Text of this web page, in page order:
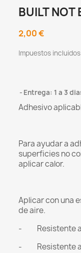
BUILT NOT
2,00 €
Impuestos incluidos
Entrega: 1 a 3
Adhesivo
Para ayudar a
superficies no
aplicar calor.
Aplicar con una
de aire.
- Resistente
- Resistente